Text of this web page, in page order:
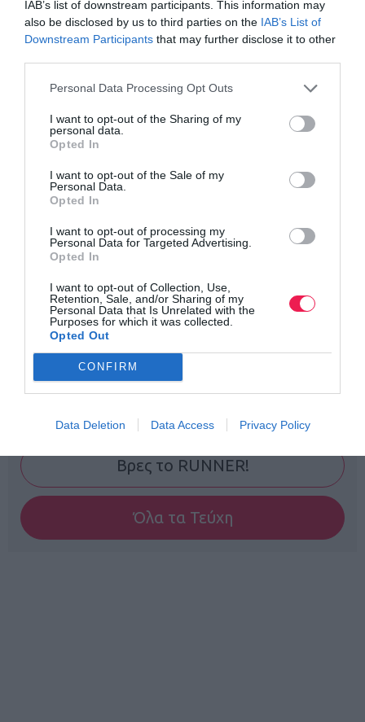
IAB’s list of downstream participants. This information may
also be disclosed by us to third parties on the IAB’s List of
Downstream Participants that may further disclose it to other
Personal Data Processing Opt Outs
I want to opt-out of the Sharing of my
personal data.
Opted In
I want to opt-out of the Sale of my
Personal Data.
Opted In
I want to opt-out of processing my
Personal Data for Targeted Advertising.
Opted In
I want to opt-out of Collection, Use,
Retention, Sale, and/or Sharing of my
Personal Data that Is Unrelated with the
Purposes for which it was collected.
Opted Out
CONFIRM
Data Deletion Data Access Privacy Policy
Βρες το RUNNER!
Όλα τα Τεύχη